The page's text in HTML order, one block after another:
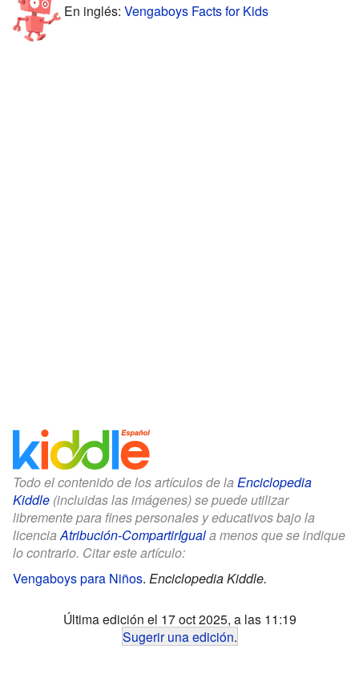
En inglés: Vengaboys Facts for Kids
Todo el contenido de los artículos de la Enciclopedia
Kiddle (incluidas las imágenes) se puede utilizar
libremente para fines personales y educativos bajo la
licenciaAtribución-CompartirIguala menos que se indique
lo contrario. Citar este artículo:
Vengaboys para Niños. Enciclopedia Kiddle.
Última edición el 17 oct 2025, a las 11:19
Sugerir una edición.